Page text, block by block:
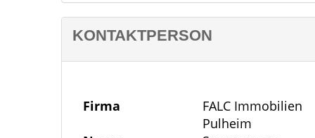
warmem Laminatboden zum
Neben dem Schlafzimmer steht ein
mit Badewanne als auch Dusche
KONTAKTPERSON
Firma
FALC Immobilien
Pulheim